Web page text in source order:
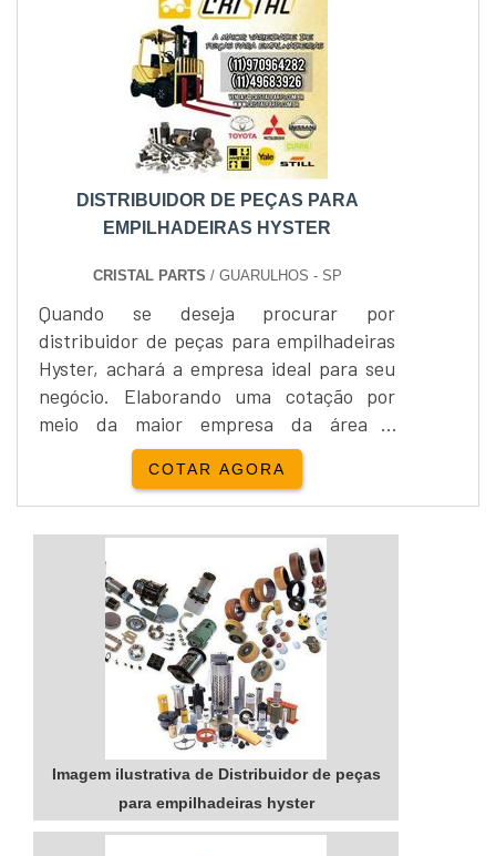
empilhadeiras devem trabalhar com
peças originais, devidamente
regulamentadas em órgãos respons...
DISTRIBUIDOR DE PEÇAS PARA
EMPILHADEIRAS HYSTER
CRISTAL PARTS / GUARULHOS - SP
Quando se deseja procurar por
distribuidor de peças para empilhadeiras
Hyster, achará a empresa ideal para seu
negócio. Elaborando uma cotação por
meio da maior empresa da área e
encontrando a organização mais
competente do ramo.Quando o tema é
distribuidor de peças para empilhadeiras
Hyster, com a Cristal Parts irá encontrar
ótima qualidade com opções
personalizadas para a movimentação de
materiais.DETALHES SOBRE
DISTRIBUIDOR DE PEÇAS ...
COTAR AGORA
Imagem ilustrativa de Distribuidor de peças
para empilhadeiras hyster